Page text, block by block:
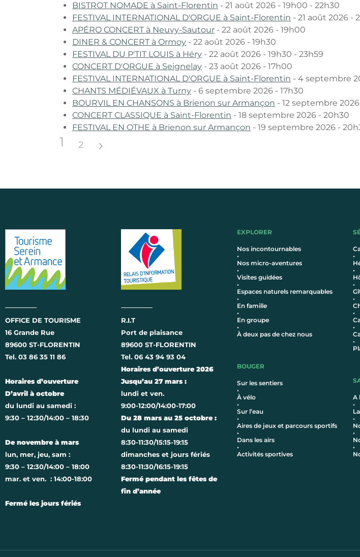
BISTROT NOMADE à Saint-Florentin - 21 août 2026 - 19h00 - 22h30
FESTIVAL INTERNATIONAL D'ORGUE à Saint-Florentin - 21 août 2026 -
APÉRO CONCERT à Neuvy-Sautour - 22 août 2026 - 19h00
DINER & CONCERT à Ormoy - 22 août 2026 - 19h30
FESTIVAL DU P'TIT LOUIS à Héry - 22 août 2026 - 19h30 - 23h59
CONCERT D'ORGUE à Seignelay - 23 août 2026 - 17h00
FESTIVAL INTERNATIONAL D'ORGUE à Saint-Florentin - 4 septembre
CHANTS MÉDIÉVAUX à Turny - 6 septembre 2026 - 17h30
BOURVIL EN CHANSONS à Brienon sur Armançon - 12 septembre
CONCERT CLASSIQUE à Saint-Florentin - 18 septembre 2026 - 20h30
FESTIVAL EN OTHE à Brienon sur Armançon - 19 septembre 2026 -
1 2
OFFICE DE TOURISME
16 Grande Rue
89600 ST-FLORENTIN
Tel. 03 86 35 11 86
Horaires d’ouverture
D’avril à octobre
du lundi au samedi :
9:30 – 12:30/14:00 – 18:30
De novembre à mars
lun, mer, jeu, sam :
9:30 – 12:30/14:00 – 18:00
mar. et ven. : 14:00-18:00
Fermé les jours fériés
R.I.T
Port de plaisance
89600 ST-FLORENTIN
Tel. 06 43 94 93 04
Horaires d’ouverture 2026
Jusqu’au 27 mars :
lundi et ven.
9:00-12:00/14:00-17:00
Du 28 mars au 25 octobre :
du lundi au samedi
8:30-11:30/15:15-19:15
dimanches et jours fériés
8:30-11:30/16:15-19:15
Fermé pendant les fêtes de
fin d’année
EXPLORER
Nos incontournables
•
Nos micro-aventures
•
Visites guidées
•
Espaces naturels remarquables
•
En famille
•
En groupe
•
À deux pas de chez nous
BOUGER
Sur les sentiers
•
À vélo
•
Sur l’eau
•
Aires de jeux et parcours sportifs
•
Dans les airs
•
Activités sportives
•
•
•
•
•
•
•
A
•
•
•
•